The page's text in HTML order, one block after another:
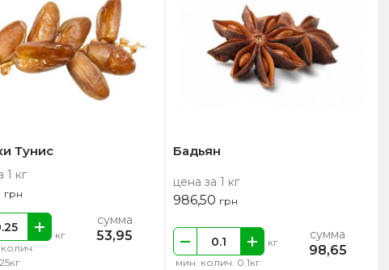
Тунис
1 кг
грн
кг
сумма
53,95
Бадьян
цена за 1 кг
986,50 грн
мин. колич. 0.1кг
кг сумма
98,65